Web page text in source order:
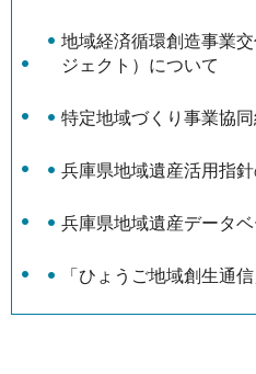
地域経済循環創造事業
ジェクト）について
特定地域づくり事業協
兵庫県地域遺産活用指
兵庫県地域遺産データベ
「ひょうご地域創生通